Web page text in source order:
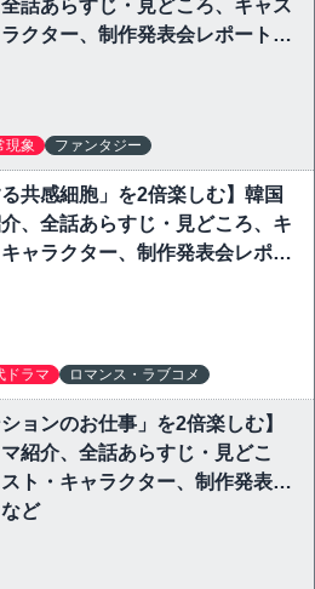
話あらすじ・見どころ、キャス
ラクター、制作発表会レポートな
現象 ファンタジー
る共感細胞」を2倍楽しむ】韓国
介、全話あらすじ・見どころ、キ
ャラクター、制作発表会レポー
ドラマ ロマンス・ラブコメ
ションのお仕事」を2倍楽しむ】
紹介、全話あらすじ・見どこ
ト・キャラクター、制作発表会
ど